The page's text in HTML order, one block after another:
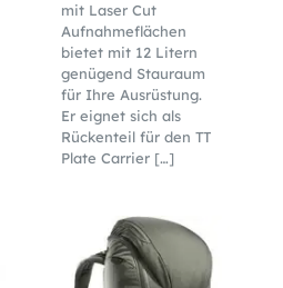
mit Laser Cut
Aufnahmeflächen
bietet mit 12 Litern
genügend Stauraum
für Ihre Ausrüstung.
Er eignet sich als
Rückenteil für den TT
Plate Carrier[…]